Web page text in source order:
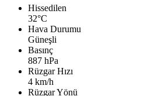
Hissedilen
32°C
Hava Durumu
Güneşli
Basınç
887 hPa
Rüzgar Hızı
4 km/h
Rüzgar Yönü